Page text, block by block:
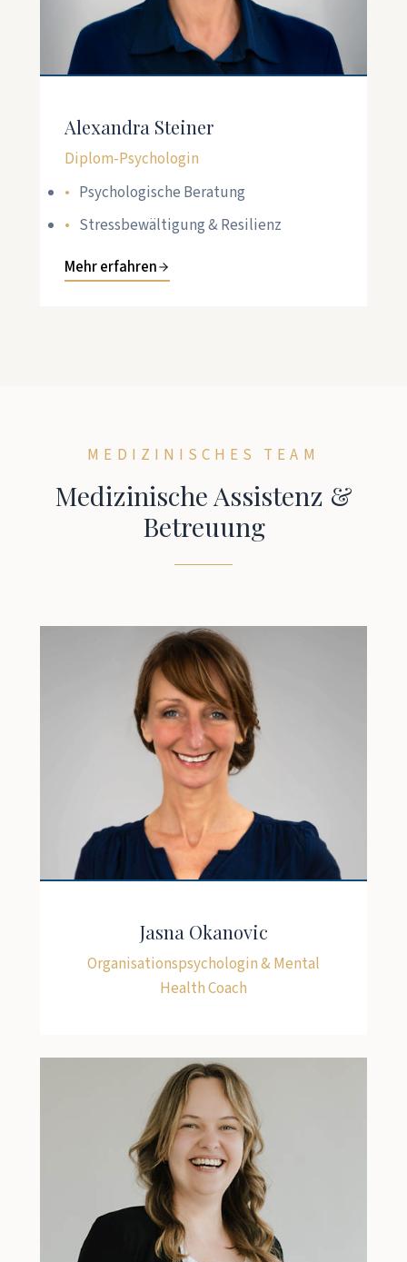
Alexandra Steiner
Diplom-Psychologin
Psychologische Beratung
Stressbewältigung & Resilienz
Mehr erfahren
MEDIZINISCHES TEAM
Medizinische Assistenz &
Betreuung
Jasna Okanovic
Organisationspsychologin & Mental
Health Coach